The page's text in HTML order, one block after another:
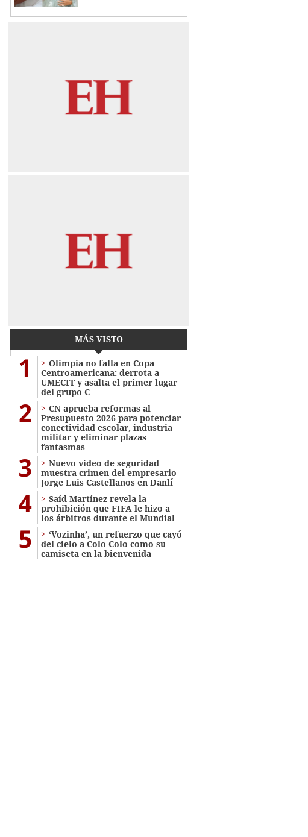
MÁS VISTO
1
Olimpia no falla en Copa
Centroamericana: derrota a
UMECIT y asalta el primer lugar
del grupo C
2
CN aprueba reformas al
Presupuesto 2026 para potenciar
conectividad escolar, industria
militar y eliminar plazas
fantasmas
3
Nuevo video de seguridad
muestra crimen del empresario
Jorge Luis Castellanos en Danlí
4
Saíd Martínez revela la
prohibición que FIFA le hizo a
los árbitros durante el Mundial
5
‘Vozinha’, un refuerzo que cayó
del cielo a Colo Colo como su
camiseta en la bienvenida